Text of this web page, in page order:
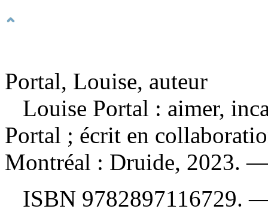
Portal, Louise, auteur
Louise Portal : aimer,
Portal ; écrit en
Montréal : Druide, 2023.
ISBN 9782897116729.